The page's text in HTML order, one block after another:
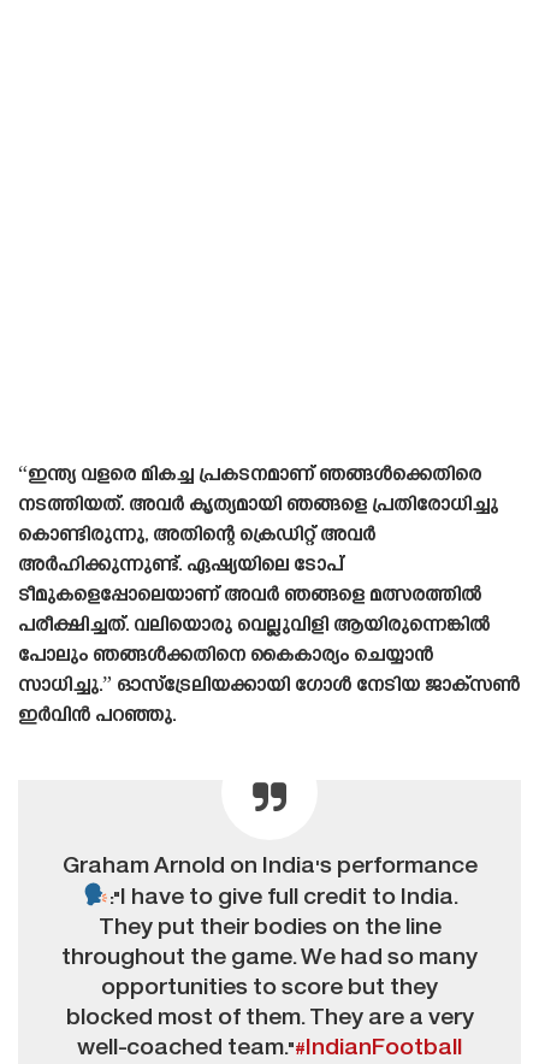
“ഇന്ത്യ വളരെ മികച്ച പ്രകടനമാണ് ഞങ്ങൾക്കെതിരെ
നടത്തിയത്. അവർ കൃത്യമായി ഞങ്ങളെ പ്രതിരോധിച്ചു
കൊണ്ടിരുന്നു, അതിന്റെ ക്രെഡിറ്റ് അവർ
അർഹിക്കുന്നുണ്ട്. ഏഷ്യയിലെ ടോപ്
ടീമുകളെപ്പോലെയാണ് അവർ ഞങ്ങളെ മത്സരത്തിൽ
പരീക്ഷിച്ചത്. വലിയൊരു വെല്ലുവിളി ആയിരുന്നെങ്കിൽ
പോലും ഞങ്ങൾക്കതിനെ കൈകാര്യം ചെയ്യാൻ
സാധിച്ചു.” ഓസ്‌ട്രേലിയക്കായി ഗോൾ നേടിയ ജാക്‌സൺ
ഇർവിൻ പറഞ്ഞു.
Graham Arnold on India's performance
:"I have to give full credit to India.
They put their bodies on the line
throughout the game. We had so many
opportunities to score but they
blocked most of them. They are a very
well-coached team."#IndianFootball